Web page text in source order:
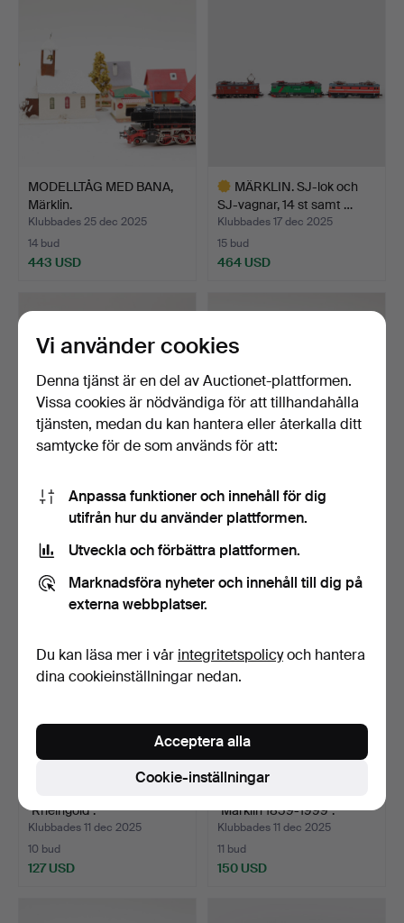
MODELLTÅG MED BANA,
Märklin.
Klubbades 25 dec 2025
14 bud
443 USD
MÄRKLIN. SJ-lok och
SJ-vagnar, 14 st samt …
Klubbades 17 dec 2025
15 bud
464 USD
MÄRKLIN. Tågset 2870, "50
år i Sverige".
Klubbades 11 dec 2025
9 bud
MÄRKLIN. Lok, 4 st,
rälsbuss samt 3 vagnar.
Klubbades 11 dec 2025
10 bud
"Rheingold".
Klubbades 11 dec 2025
10 bud
127 USD
"Märklin 1859-1999".
Klubbades 11 dec 2025
11 bud
150 USD
Vi använder cookies
Denna tjänst är en del av Auctionet-plattformen.
Vissa cookies är nödvändiga för att tillhandahålla
tjänsten, medan du kan hantera eller återkalla ditt
samtycke för de som används för att:
Anpassa funktioner och innehåll för dig
utifrån hur du använder plattformen.
Utveckla och förbättra plattformen.
Marknadsföra nyheter och innehåll till dig på
externa webbplatser.
Du kan läsa mer i vår integritetspolicyoch hantera
dina cookieinställningar nedan.
Cookie-inställningar
Acceptera alla